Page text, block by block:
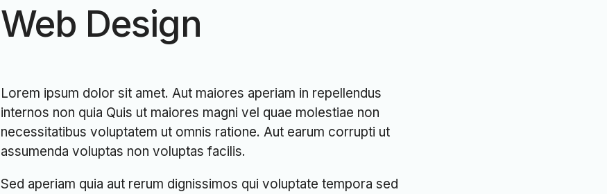
Web Design
Lorem ipsum dolor sit amet. Aut maiores aperiam in repellendus
internos non quia Quis ut maiores magni vel quae molestiae non
necessitatibus voluptatem ut omnis ratione. Aut earum corrupti ut
assumenda voluptas non voluptas facilis.
Sed aperiam quia aut rerum dignissimos qui voluptate tempora sed